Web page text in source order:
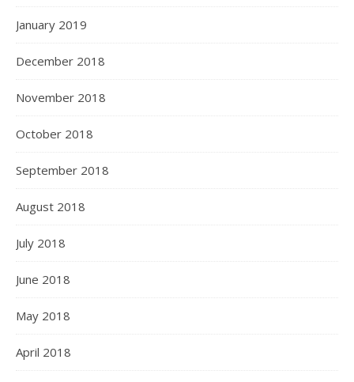
January 2019
December 2018
November 2018
October 2018
September 2018
August 2018
July 2018
June 2018
May 2018
April 2018